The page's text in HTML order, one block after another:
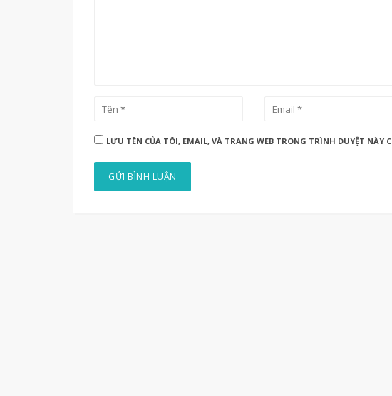
LƯU TÊN CỦA TÔI, EMAIL, VÀ TRANG WEB TRONG TRÌNH DUYỆT NÀY